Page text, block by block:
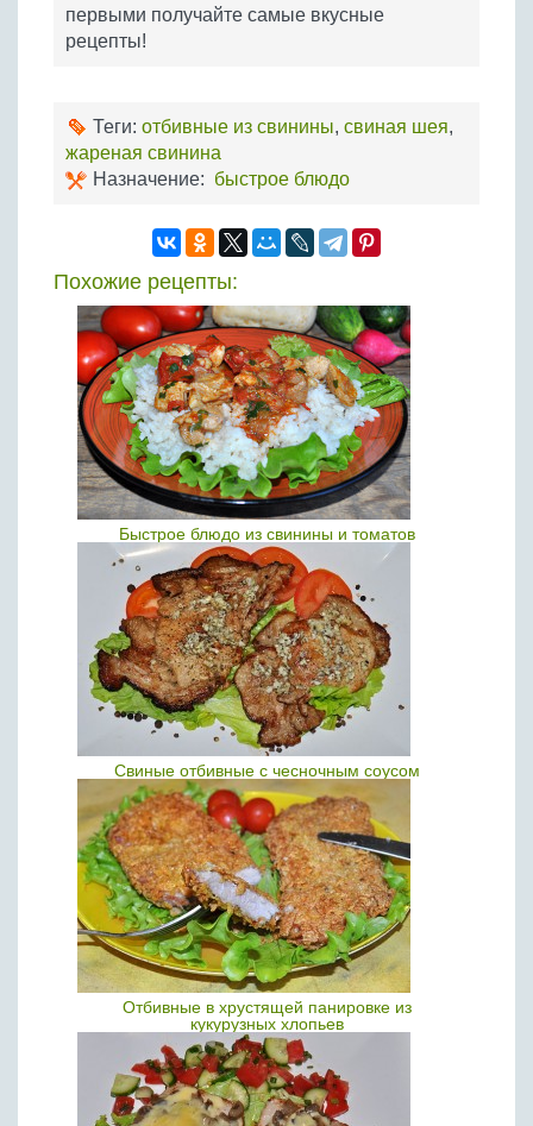
первыми получайте самые вкусные
рецепты!
Теги: отбивные из свинины, свиная шея,
жареная свинина
Назначение: быстрое блюдо
Похожие рецепты:
Быстрое блюдо из свинины и томатов
Свиные отбивные с чесночным соусом
Отбивные в хрустящей панировке из
кукурузных хлопьев